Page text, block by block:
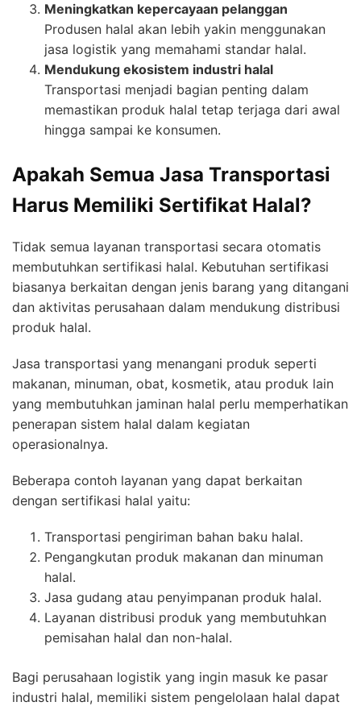
Meningkatkan kepercayaan pelanggan
Produsen halal akan lebih yakin menggunakan
jasa logistik yang memahami standar halal.
Mendukung ekosistem industri halal
Transportasi menjadi bagian penting dalam
memastikan produk halal tetap terjaga dari awal
hingga sampai ke konsumen.
Apakah Semua Jasa Transportasi
Harus Memiliki Sertifikat Halal?
Tidak semua layanan transportasi secara otomatis
membutuhkan sertifikasi halal. Kebutuhan sertifikasi
biasanya berkaitan dengan jenis barang yang ditangani
dan aktivitas perusahaan dalam mendukung distribusi
produk halal.
Jasa transportasi yang menangani produk seperti
makanan, minuman, obat, kosmetik, atau produk lain
yang membutuhkan jaminan halal perlu memperhatikan
penerapan sistem halal dalam kegiatan
operasionalnya.
Beberapa contoh layanan yang dapat berkaitan
dengan sertifikasi halal yaitu:
Transportasi pengiriman bahan baku halal.
Pengangkutan produk makanan dan minuman
halal.
Jasa gudang atau penyimpanan produk halal.
Layanan distribusi produk yang membutuhkan
pemisahan halal dan non-halal.
Bagi perusahaan logistik yang ingin masuk ke pasar
industri halal, memiliki sistem pengelolaan halal dapat